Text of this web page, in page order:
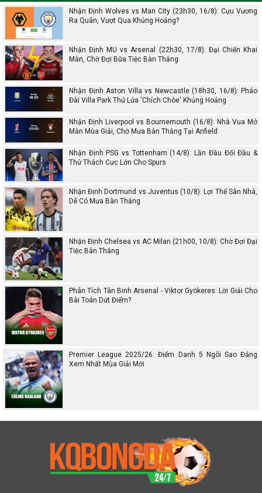
Nhận Định Wolves vs Man City (23h30, 16/8): Cựu Vương
Ra Quân, Vượt Qua Khủng Hoảng?
Nhận Định MU vs Arsenal (22h30, 17/8): Đại Chiến Khai
Màn, Chờ Đợi Bữa Tiệc Bàn Thắng
Nhận Định Aston Villa vs Newcastle (18h30, 16/8): Pháo
Đài Villa Park Thử Lửa 'Chích Chòe' Khủng Hoảng
Nhận Định Liverpool vs Bournemouth (16/8): Nhà Vua Mở
Màn Mùa Giải, Chờ Mưa Bàn Thắng Tại Anfield
Nhận Định PSG vs Tottenham (14/8): Lần Đầu Đối Đầu &
Thử Thách Cực Lớn Cho Spurs
Nhận Định Dortmund vs Juventus (10/8): Lợi Thế Sân Nhà,
Dễ Có Mưa Bàn Thắng
Nhận Định Chelsea vs AC Milan (21h00, 10/8): Chờ Đợi Đại
Tiệc Bàn Thắng
Phân Tích Tân Binh Arsenal - Viktor Gyökeres: Lời Giải Cho
Bài Toán Dứt Điểm?
Premier League 2025/26: Điểm Danh 5 Ngôi Sao Đáng
Xem Nhất Mùa Giải Mới